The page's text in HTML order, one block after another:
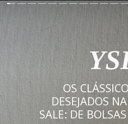
OS
DESEJADOS
SALE: DE